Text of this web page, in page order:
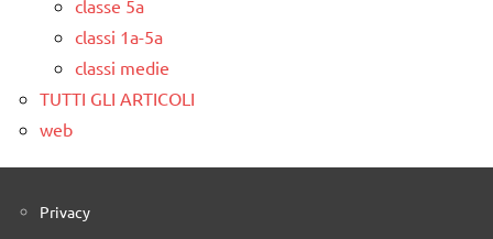
classe 5a
classi 1a-5a
classi medie
TUTTI GLI ARTICOLI
web
Privacy